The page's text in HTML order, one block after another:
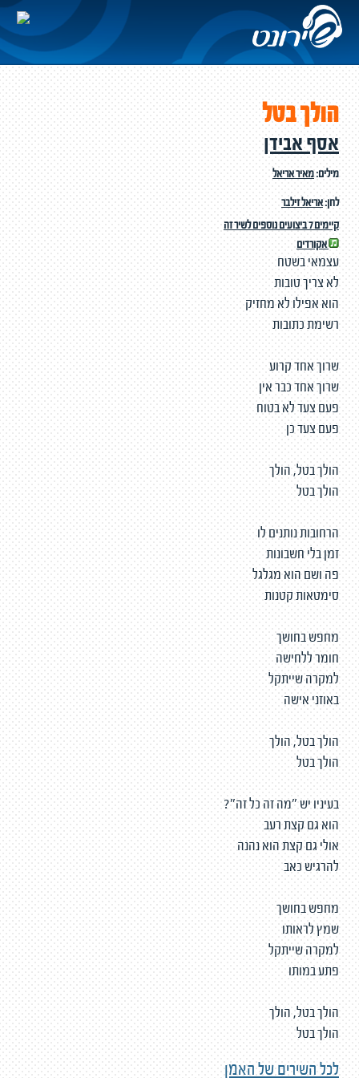
הולך בטל
אסף אבידן
מילים:מאיר אריאל
לחן:אריאל זילבר
קיימים 7 ביצועים נוספים לשיר זה
אקורדים
עצמאי בשטח
לא צריך טובות
הוא אפילו לא מחזיק
רשימת כתובות
שרוך אחד קרוע
שרוך אחד כבר אין
פעם צעד לא בטוח
פעם צעד כן
הולך בטל, הולך
הולך בטל
הרחובות נותנים לו
זמן בלי חשבונות
פה ושם הוא מגלגל
סימטאות קטנות
מחפש בחושך
חומר ללחישה
למקרה שייתקל
באוזני אישה
הולך בטל, הולך
הולך בטל
בעיניו יש "מה זה כל זה"?
הוא גם קצת רעב
אולי גם קצת הוא נהנה
להרגיש כאב
מחפש בחושך
שמץ לראותו
למקרה שייתקל
פתע במותו
הולך בטל, הולך
הולך בטל
לכל השירים של האמן